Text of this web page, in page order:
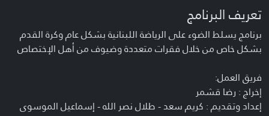
تعريف البرنامج
برنامج يسلط الضوء على الرياضة اللبنانية بشكل عام وكرة القدم
بشكل خاص من خلال فقرات متعددة وضيوف من أهل الإختصاص
فريق العمل:
إخراج : رضا قشمر
إعداد وتقديم : كريم سعد - طلال نصر الله - إسماعيل الموسوي